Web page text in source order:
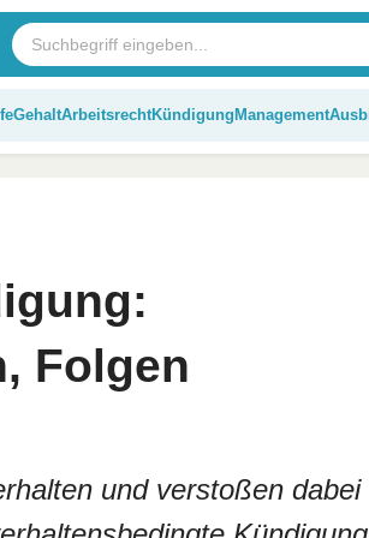
GehaltArbeitsrechtKündigung Management
Folgen
und verstoßen dabei